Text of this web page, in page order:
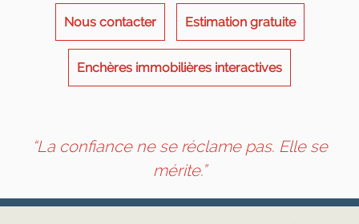
Nous contacter Estimation gratuite
Enchères immobilières interactives
“La confiance ne se réclame pas. Elle se
mérite.”